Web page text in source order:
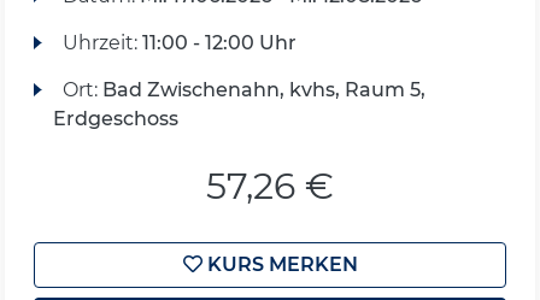
Uhrzeit: 11:00 - 12:00 Uhr
Ort: Bad Zwischenahn, kvhs, Raum 5,
Erdgeschoss
57,26 €
KURS MERKEN